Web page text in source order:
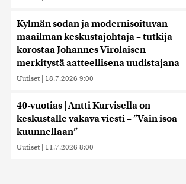
Kylmän sodan ja modernisoituvan
maailman keskustajohtaja – tutkija
korostaa Johannes Virolaisen
merkitystä aatteellisena uudistajana
Uutiset | 18.7.2026 9:00
40-vuotias | Antti Kurvisella on
keskustalle vakava viesti – ”Vain isoa
kuunnellaan”
Uutiset | 11.7.2026 8:00